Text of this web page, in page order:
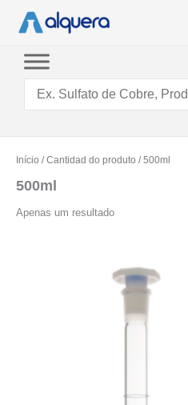
conteúdo
Início / Cantidad do produto / 500ml
500ml
Apenas um resultado